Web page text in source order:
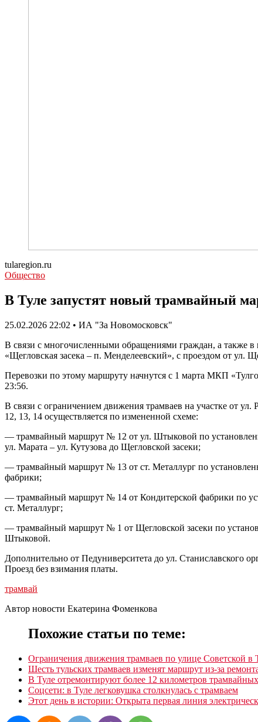
tularegion.ru
Общество
В Туле запустят новый трамвайный
25.02.2026 22:02 • ИА "За Новомосковск"
В связи с многочисленными обращениями граждан, а также
«Щегловская засека – п. Менделеевский», с проездом от ул.
Перевозки по этому маршруту начнутся с 1 марта МКП
23:56.
В связи с ограничением движения трамваев на участке от
12, 13, 14 осуществляется по измененной схеме:
— трамвайный маршрут № 12 от ул. Штыковой по
ул. Марата – ул. Кутузова до Щегловской засеки;
— трамвайный маршрут № 13 от ст. Металлург по
фабрики;
— трамвайный маршрут № 14 от Кондитерской фабрики по
ст. Металлург;
— трамвайный маршрут № 1 от Щегловской засеки по
Штыковой.
Дополнительно от Педуниверситета до ул. Станиславского
Проезд без взимания платы.
трамвай
Автор новости Екатерина Фоменкова
Похожие статьи по теме:
Ограничения движения трамваев по улице Советской
Шесть тульских трамваев изменят маршрут из-за
В Туле отремонтируют более 12 километров
Соцсети: в Туле легковушка столкнулась с трамваем
Этот день в истории: Открыта первая линия